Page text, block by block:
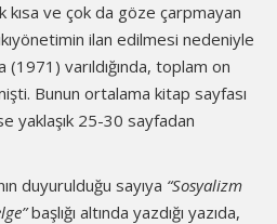
kısa ve çok da göze çarpmayan
ilan edilmesi nedeniyle
(1971) varıldığında, toplam on
Bunun ortalama kitap sayfası
yaklaşık 25-30 sayfadan
duyurulduğu sayıya “Sosyalizm
başlığı altında yazdığı yazıda,